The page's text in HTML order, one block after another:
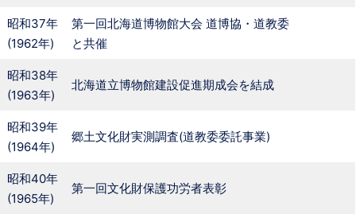
昭和37年
(1962年)
第一回北海道博物館大会 道博協・道教委
と共催
昭和38年
(1963年)
北海道立博物館建設促進期成会を結成
昭和39年
(1964年)
郷土文化財実測調査(道教委委託事業)
昭和40年
(1965年)
第一回文化財保護功労者表彰